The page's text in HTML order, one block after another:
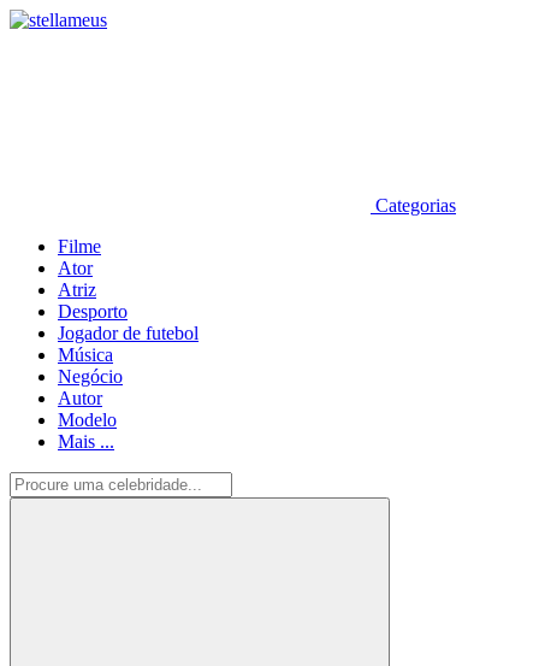
Categorias
Filme
Ator
Atriz
Desporto
Jogador de futebol
Música
Negócio
Autor
Modelo
Mais ...